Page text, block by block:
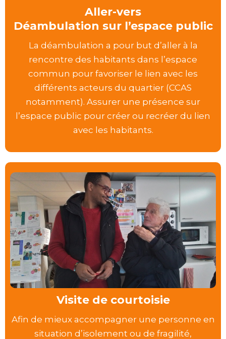
Aller-vers
Déambulation sur l’espace public
La déambulation a pour but d’aller à la
rencontre des habitants dans l’espace
commun pour favoriser le lien avec les
différents acteurs du quartier (CCAS
notamment). Assurer une présence sur
l’espace public pour créer ou recréer du lien
avec les habitants.
Visite de courtoisie
Afin de mieux accompagner une personne en
situation d’isolement ou de fragilité,